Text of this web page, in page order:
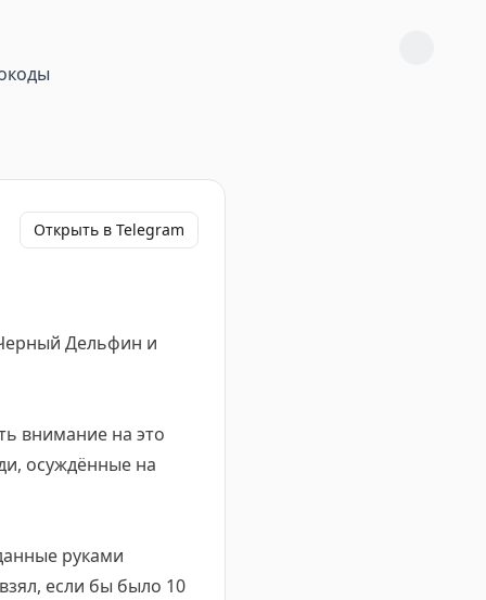
Открыть в Telegram
Дельфин и
внимание на это
осуждённые на
руками
если бы было 10